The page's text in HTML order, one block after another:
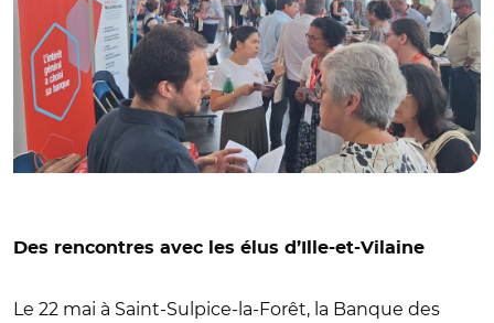
Des rencontres avec les élus d’Ille-et-Vilaine
Le 22 mai à Saint-Sulpice-la-Forêt, la Banque des